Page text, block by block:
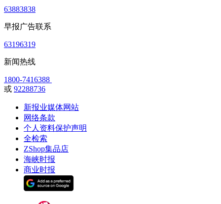
63883838
早报广告联系
63196319
新闻热线
1800-7416388
或 92288736
新报业媒体网站
网络条款
个人资料保护声明
全检索
ZShop集品店
海峡时报
商业时报